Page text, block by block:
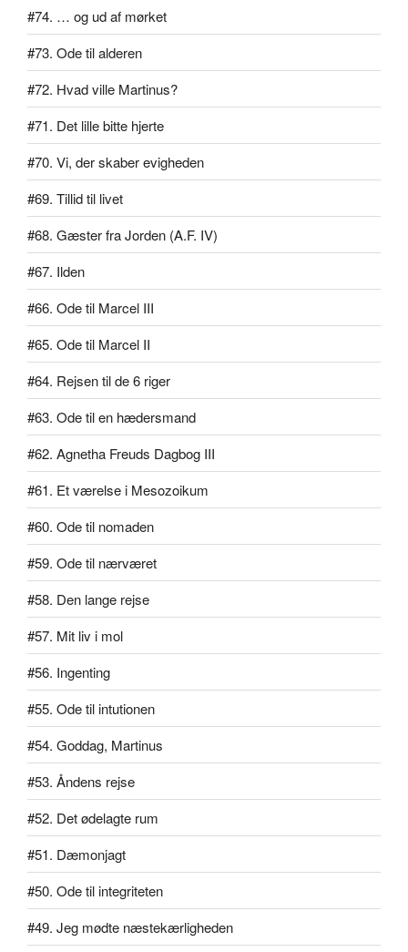
#74. … og ud af mørket
#73. Ode til alderen
#72. Hvad ville Martinus?
#71. Det lille bitte hjerte
#70. Vi, der skaber evigheden
#69. Tillid til livet
#68. Gæster fra Jorden (A.F. IV)
#67. Ilden
#66. Ode til Marcel III
#65. Ode til Marcel II
#64. Rejsen til de 6 riger
#63. Ode til en hædersmand
#62. Agnetha Freuds Dagbog III
#61. Et værelse i Mesozoikum
#60. Ode til nomaden
#59. Ode til nærværet
#58. Den lange rejse
#57. Mit liv i mol
#56. Ingenting
#55. Ode til intutionen
#54. Goddag, Martinus
#53. Åndens rejse
#52. Det ødelagte rum
#51. Dæmonjagt
#50. Ode til integriteten
#49. Jeg mødte næstekærligheden